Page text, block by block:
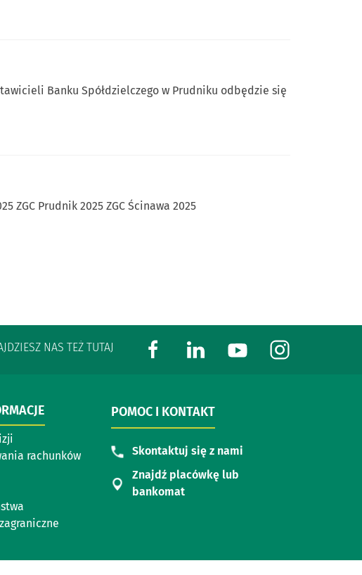
Banku Spółdzielczego w Prudniku odbędzie się
ZGC Prudnik 2025 ZGC Ścinawa 2025
NAS TEŻ TUTAJ
rachunków
POMOC I KONTAKT
Skontaktuj się z nami
Znajdź placówkę lub
bankomat